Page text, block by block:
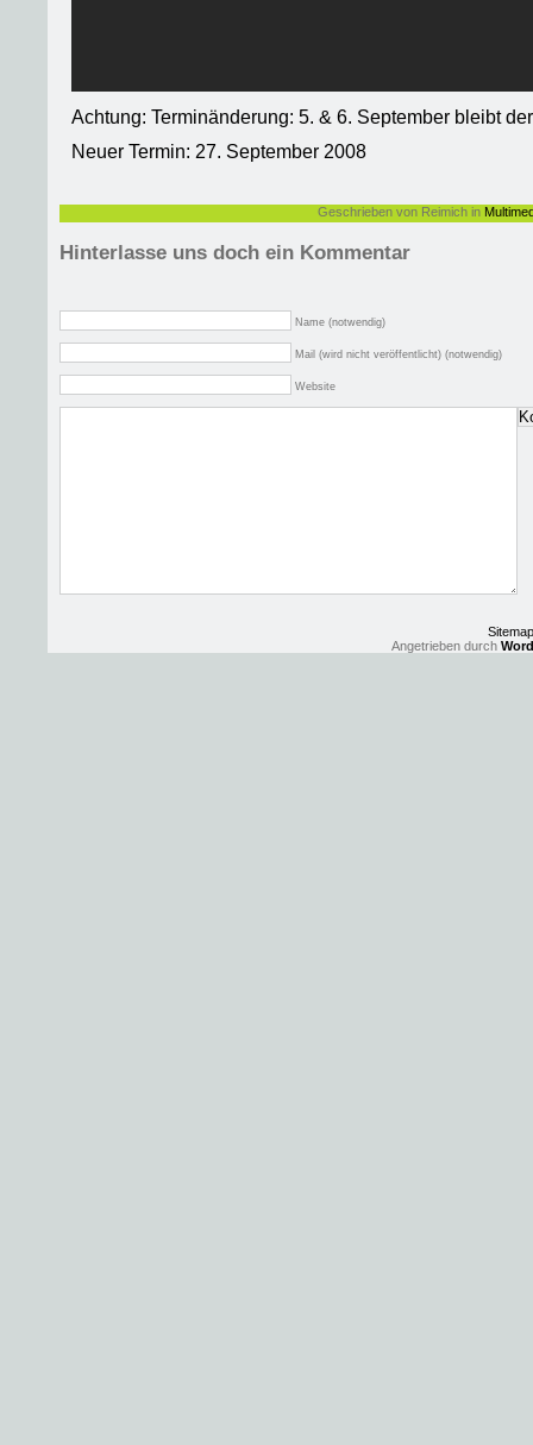
Achtung: Terminänderung: 5. & 6. September bleibt
Neuer Termin: 27. September 2008
Geschrieben von Reimich in
Hinterlasse uns doch ein Kommentar
Name (notwendig)
Mail (wird nicht veröffentlicht) (notwendig)
Website
Angetrieben durch